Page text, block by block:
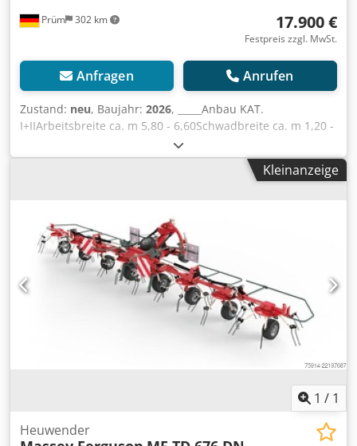
Prüm 302 km 17.900 €
Festpreis zzgl. MwSt.
Anfragen Anrufen
Zustand: neu, Baujahr: 2026, _____Anbau KAT.
I+IIArbeitsbreite ca. m 5,80 - 6,60Schwadbreite ca. m 1,20 -
1,80Transportbreite ca. m 2,75Transporthöhe ca. m
(Zinkenarme montiert) 3,70Transporthöhe ca. m
(Zinkenarme demontiert) 3,18Transportlänge ca. m
16/6.50-8Bereifung Transportfahrwerk 10.0/75 -
15.3Leistungsbedarf ca. kW/PS 19/26Erforderliche
Hydraulikanschlüsse 1x EWHöhenverstellung Kreisel
mechanischZapfwellendrehzahl U/min 540Standard-
Gelenkwelle SerieGelenkwellenprofil 1 3/8" 6-teiligFreilauf
im Nebenantrieb SerieWarntafeln SerieBeleuchtung
SerieGewicht ca. kg 1350Sonderausstattung-
Einzelaushebung el. Vorwahlschaltung- Tandemachse mit
Kleinanzeige
1 / 1
Heuwender